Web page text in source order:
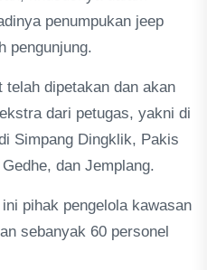
penumpukan jeep
pengunjung.
telah dipetakan dan akan
dari petugas, yakni di
Simpang Dingklik, Pakis
dan Jemplang.
pihak pengelola kawasan
sebanyak 60 personel